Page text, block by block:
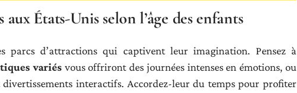
États-Unis selon l’âge des enfants
parcs d’attractions qui captivent leur imagination. Pensez à
variésvous offriront des journées intenses en émotions, ou
interactifs. Accordez-leur du temps pour profiter